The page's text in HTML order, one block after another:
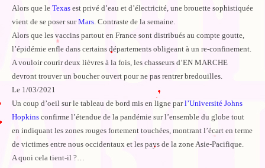
Alors que le Texas est privé d’eau et d’électricité, une brouette sophistiquée
vient de se poser surMars. Contraste de la semaine.
Alors que les vaccins partout en France sont distribués au compte goutte,
l’épidémie enfle dans certains départements obligeant à un re-confinement.
A vouloir courir deux lièvres à la fois, les chasseurs d’EN MARCHE
devront trouver un boucher ouvert pour ne pas rentrer bredouilles.
Le 1/03/2021
Un coup d’oeil sur le tableau de bord mis en ligne parl’Université Johns
Hopkins confirme l’étendue de la pandémie sur l’ensemble du globe tout
en indiquant les zones rouges fortement touchées, montrant l’écart en terme
de victimes entre nous occidentaux et les pays de la zone Asie-Pacifique.
A quoi cela tient-il ?…